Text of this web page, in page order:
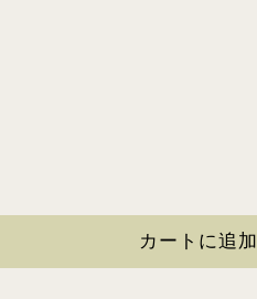
カートに追加